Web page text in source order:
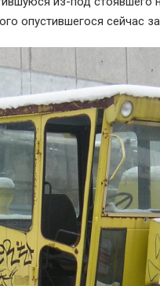
опустившегося сейчас